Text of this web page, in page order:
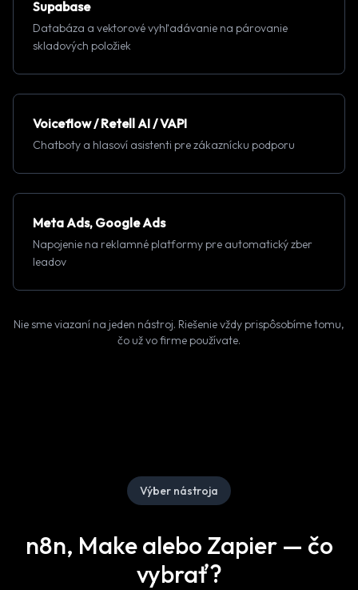
Supabase
Databáza a vektorové vyhľadávanie na párovanie
skladových položiek
Voiceflow / Retell AI / VAPI
Chatboty a hlasoví asistenti pre zákaznícku podporu
Meta Ads, Google Ads
Napojenie na reklamné platformy pre automatický zber
leadov
Nie sme viazaní na jeden nástroj. Riešenie vždy prispôsobíme tomu,
čo už vo firme používate.
Výber nástroja
n8n, Make alebo Zapier — čo
vybrať?